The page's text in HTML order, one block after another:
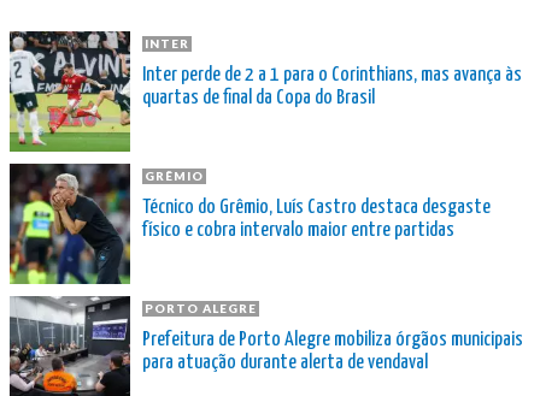
INTER
Inter perde de 2 a 1 para o Corinthians, mas avança às
quartas de final da Copa do Brasil
GRÊMIO
Técnico do Grêmio, Luís Castro destaca desgaste
físico e cobra intervalo maior entre partidas
PORTO ALEGRE
Prefeitura de Porto Alegre mobiliza órgãos municipais
para atuação durante alerta de vendaval